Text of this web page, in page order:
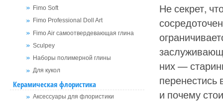
Fimo Soft
Fimo Professional Doll Art
Fimo Air самоотвердевающая глина
Sculpey
Наборы полимерной глины
Для кукол
Керамическая флористика
Аксессуары для флористики
Не секрет,
них —
и почему